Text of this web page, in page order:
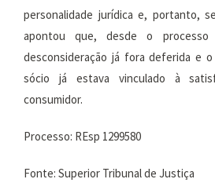
personalidade jurídica e, portanto,
apontou que, desde o processo
desconsideração já fora deferida e
sócio já estava vinculado à
consumidor.
Processo: REsp 1299580
Fonte: Superior Tribunal de Justiça